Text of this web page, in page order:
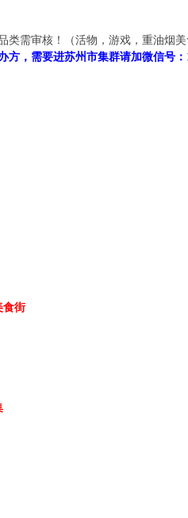
需审核！（活物，游戏，重油烟美
，需要进苏州市集群请加微信号
食街